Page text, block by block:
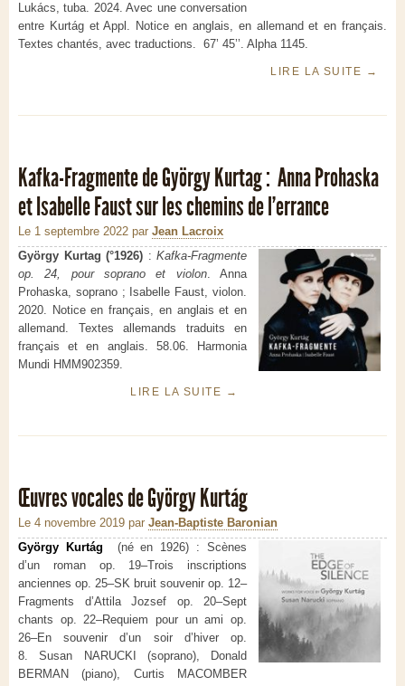
Lukács, tuba. 2024. Avec une conversation
entre Kurtág et Appl. Notice en anglais, en allemand et en français.
Textes chantés, avec traductions. 67’ 45’’. Alpha 1145.
LIRE LA SUITE →
Kafka-Fragmente de György Kurtag : Anna Prohaska
et Isabelle Faust sur les chemins de l’errance
Le 1 septembre 2022 par Jean Lacroix
György Kurtag (°1926) : Kafka-Fragmente
op. 24, pour soprano et violon. Anna
Prohaska, soprano ; Isabelle Faust, violon.
2020. Notice en français, en anglais et en
allemand. Textes allemands traduits en
français et en anglais. 58.06. Harmonia
Mundi HMM902359.
LIRE LA SUITE →
Œuvres vocales de György Kurtág
Le 4 novembre 2019 par Jean-Baptiste Baronian
György Kurtág
(né en 1926) :Scènes
d’un roman op. 19–Trois inscriptions
anciennes op. 25–SK bruit souvenir op. 12–
Fragments d’Attila Jozsef op. 20–Sept
chants op. 22–Requiem pour un ami op.
26–En souvenir d’un soir d’hiver op.
8.Susan NARUCKI (soprano), Donald
BERMAN (piano), Curtis MACOMBER